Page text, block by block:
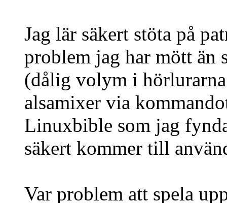
Jag lär säkert stöta på
problem jag har mött än
(dålig volym i
alsamixer via
Linuxbible som jag
säkert kommer till
Var problem att spela